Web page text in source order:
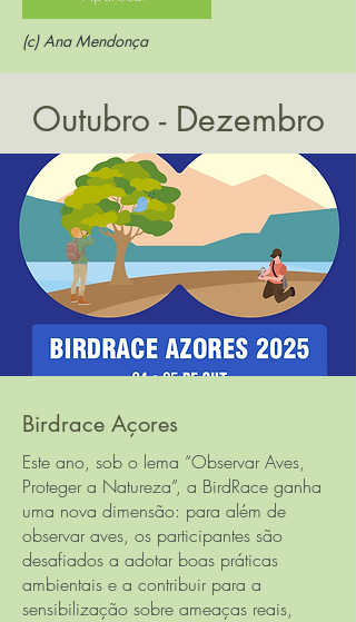
(c) Ana Mendonça
Outubro - Dezembro
Birdrace Açores
Este ano, sob o lema “Observar Aves,
Proteger a Natureza”, a BirdRace ganha
uma nova dimensão: para além de
observar aves, os participantes são
desafiados a adotar boas práticas
ambientais e a contribuir para a
sensibilização sobre ameaças reais,